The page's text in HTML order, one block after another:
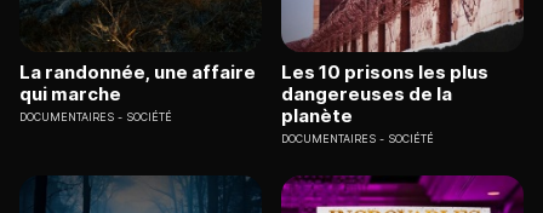
La randonnée, une affaire
qui marche
DOCUMENTAIRES SOCIÉTÉ
Les 10 prisons les plus
dangereuses de la
planète
DOCUMENTAIRES SOCIÉTÉ